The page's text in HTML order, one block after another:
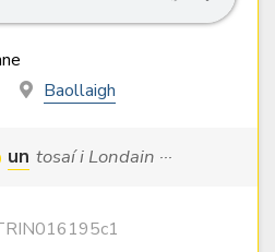
Baollaigh
un tosaí i Londain ···